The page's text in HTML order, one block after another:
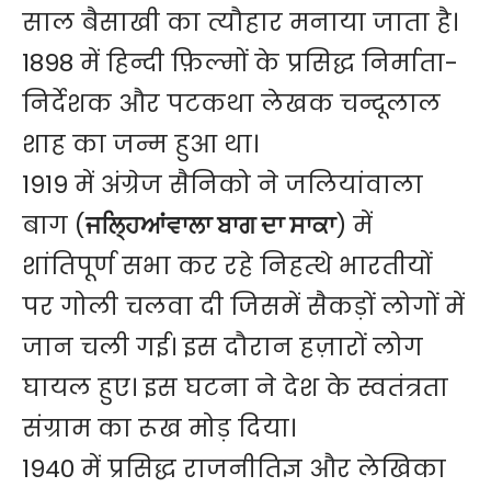
साल बैसाखी का त्यौहार मनाया जाता है।
1898 में हिन्दी फ़िल्मों के प्रसिद्ध निर्माता-
निर्देशक और पटकथा लेखक चन्दूलाल
शाह का जन्म हुआ था।
1919 में अंग्रेज सैनिको ने जलियांवाला
बाग (ਜਲ੍ਹਿਆਂਵਾਲਾ ਬਾਗ ਦਾ ਸਾਕਾ) में
शांतिपूर्ण सभा कर रहे निहत्थे भारतीयों
पर गोली चलवा दी जिसमें सैकड़ों लोगों में
जान चली गई। इस दौरान हज़ारों लोग
घायल हुए। इस घटना ने देश के स्वतंत्रता
संग्राम का रूख मोड़ दिया।
1940 में प्रसिद्ध राजनीतिज्ञ और लेखिका